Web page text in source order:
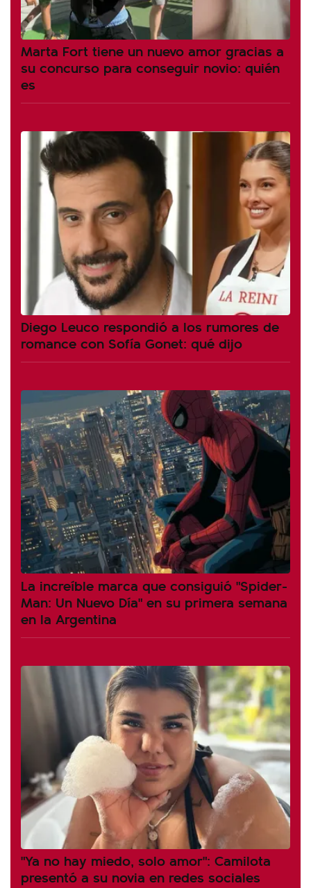
Marta Fort tiene un nuevo amor gracias a
su concurso para conseguir novio: quién
es
Diego Leuco respondió a los rumores de
romance con Sofía Gonet: qué dijo
La increíble marca que consiguió "Spider-
Man: Un Nuevo Día" en su primera semana
en la Argentina
"Ya no hay miedo, solo amor": Camilota
presentó a su novia en redes sociales